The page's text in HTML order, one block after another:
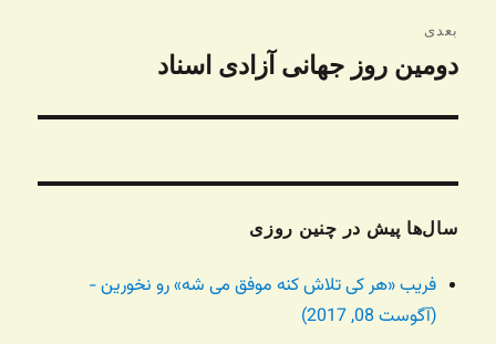
بعدی
نوشته
دومین روز جهانی آزادی اسناد
سال‌ها پیش در چنین روزی
فریب «هر کی تلاش کنه موفق می شه» رو نخورین -
(آگوست 08, 2017)